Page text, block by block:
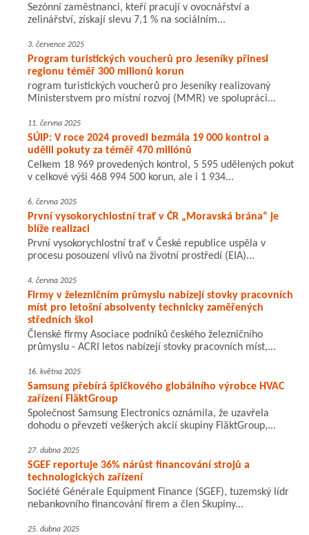
Sezónní zaměstnanci, kteří pracují v ovocnářství a
zelinářství, získají slevu 7,1 % na sociálním...
3. července 2025
Program turistických voucherů pro Jeseníky přinesl
regionu téměř 300 milionů korun
rogram turistických voucherů pro Jeseníky realizovaný
Ministerstvem pro místní rozvoj (MMR) ve spolupráci...
11. června 2025
SÚIP: V roce 2024 provedl bezmála 19 000 kontrol a
udělil pokuty za téměř 470 miliónů
Celkem 18 969 provedených kontrol, 5 595 udělených pokut
v celkové výši 468 994 500 korun, ale i 1 934...
6. června 2025
První vysokorychlostní trať v ČR „Moravská brána“ je
blíže realizaci
První vysokorychlostní trať v České republice uspěla v
procesu posouzení vlivů na životní prostředí (EIA)...
4. června 2025
Firmy v železničním průmyslu nabízejí stovky pracovních
míst pro letošní absolventy technicky zaměřených
středních škol
Členské firmy Asociace podniků českého železničního
průmyslu - ACRI letos nabízejí stovky pracovních míst,...
16. května 2025
Samsung přebírá špičkového globálního výrobce HVAC
zařízení FläktGroup
Společnost Samsung Electronics oznámila, že uzavřela
dohodu o převzetí veškerých akcií skupiny FläktGroup,...
27. dubna 2025
SGEF reportuje 36% nárůst financování strojů a
technologických zařízení
Société Générale Equipment Finance (SGEF), tuzemský lídr
nebankovního financování firem a člen Skupiny...
25. dubna 2025